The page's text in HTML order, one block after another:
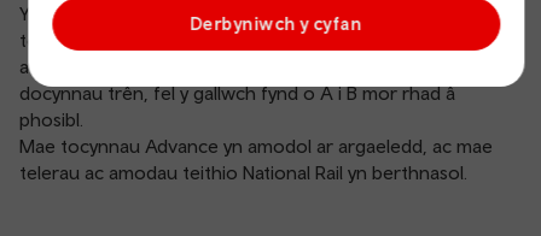
Derbyniwch y cyfan
Yn y cyfamser, gallwch barhau i brynu eich
tocynnau Advance
a chael y pris gorau heb unrhyw ffioedd
archebu. Bwrwch olwg ar y
docynnau trên, fel y gallwch fynd o A i B mor rhad â
phosibl.
Mae tocynnau Advance yn amodol ar argaeledd, ac mae
telerau ac amodau teithio National Rail yn berthnasol